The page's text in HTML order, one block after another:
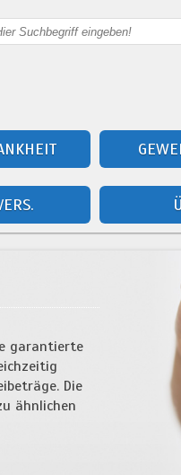
garantierte
Die
ähnlichen